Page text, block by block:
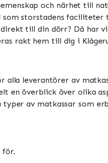
och närhet till
storstadens
till din dörr? Då har
rakt hem till dig i
leverantörer av
en överblick över olika
av matkassar som
för.